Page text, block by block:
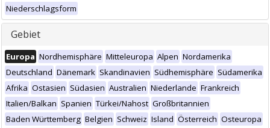
Niederschlagsform
Gebiet
Europa Nordhemisphäre Mitteleuropa Alpen Nordamerika
Deutschland Dänemark Skandinavien Südhemisphäre Südamerika
Afrika Ostasien Südasien Australien Niederlande Frankreich
Italien/Balkan Spanien Türkei/Nahost Großbritannien
Baden Württemberg Belgien Schweiz Island Österreich Osteuropa